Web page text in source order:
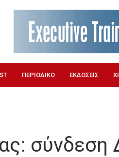
ΠΕΡΙΟΔΙΚΟ ΕΚΔΟΣΕΙΣ
σύνδεση